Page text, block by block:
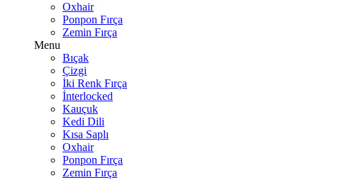
Oxhair
Ponpon Fırça
Zemin Fırça
Menu
Bıçak
Çizgi
İki Renk Fırça
İnterlocked
Kauçuk
Kedi Dili
Kısa Saplı
Oxhair
Ponpon Fırça
Zemin Fırça